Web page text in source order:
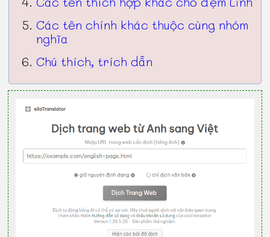
Các tên chính khác thuộc cùng nhóm
nghĩa
Chú thích, trích dẫn